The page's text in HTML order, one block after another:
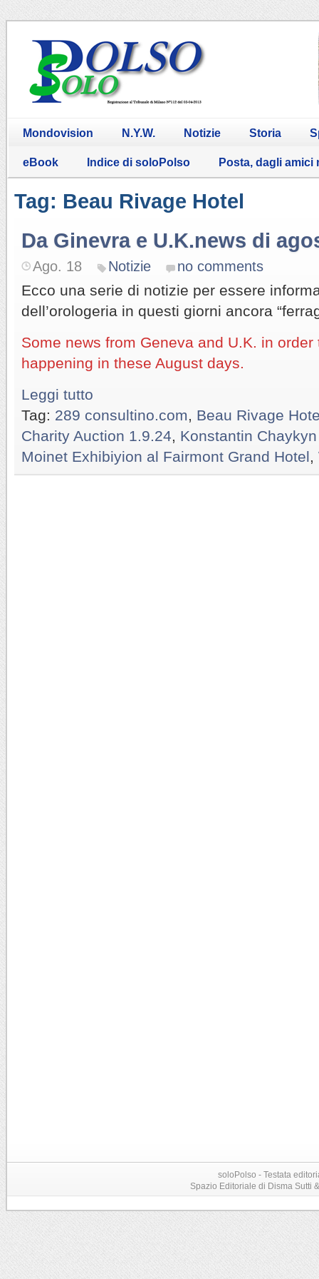
Mondovision N.Y.W. Notizie Storia
eBook Indice di soloPolso Posta, dagli amici
Tag: Beau Rivage Hotel
Da Ginevra e U.K.news di
Ago. 18 Notizie no comments
Ecco una serie di notizie per essere
dell’orologeria in questi giorni ancora
Some news from Geneva and U.K. in
happening in these August days.
Leggi tutto
Tag: 289 consultino.com
Beau Rivage
Charity Auction 1.9.24
Konstantin
Moinet Exhibiyion al Fairmont Grand Hotel
soloPolso - Testata
Spazio Editoriale di Disma Sutti